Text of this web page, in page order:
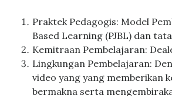
Praktek Pedagogis: Model
Based Learning (PJBL) dan
Kemitraan Pembelajaran:
Lingkungan Pembelajaran:
video yang yang memberikan
bermakna serta